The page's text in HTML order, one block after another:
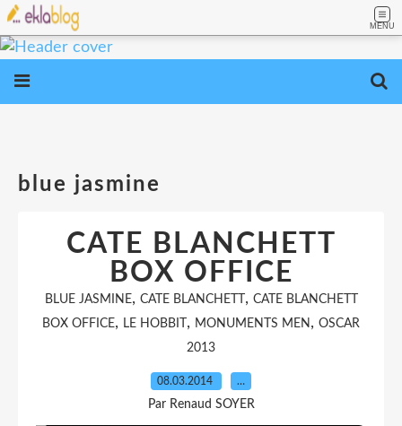
MENU
blue jasmine
CATE BLANCHETT
BOX OFFICE
BLUE JASMINE, CATE BLANCHETT , CATE BLANCHETT
BOX OFFICE, LE HOBBIT , MONUMENTS MEN , OSCAR
2013
08.03.2014 …
Par Renaud SOYER